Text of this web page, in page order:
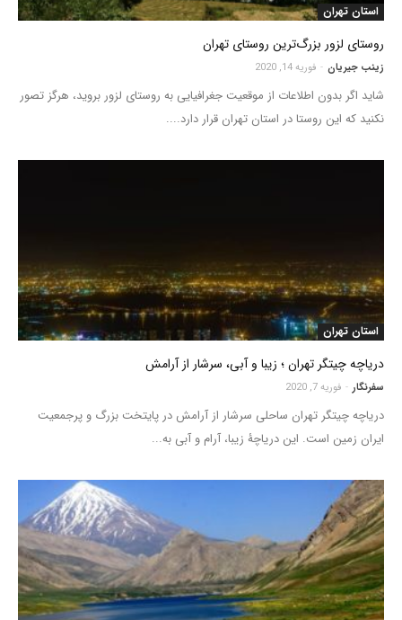
استان تهران
روستای لزور بزرگ‌ترین روستای تهران
زینب جیریان - فوریه 14, 2020
شاید اگر بدون اطلاعات از موقعیت جغرافیایی به روستای لزور بروید، هرگز تصور
نکنید که این روستا در استان تهران قرار دارد....
استان تهران
دریاچه چیتگر تهران ؛ زیبا و آبی، سرشار از آرامش
سفرنگار - فوریه 7, 2020
دریاچه چیتگر تهران ساحلی سرشار از آرامش در پایتخت بزرگ و پرجمعیت
ایران زمین است. این دریاچۀ زیبا، آرام و آبی به...